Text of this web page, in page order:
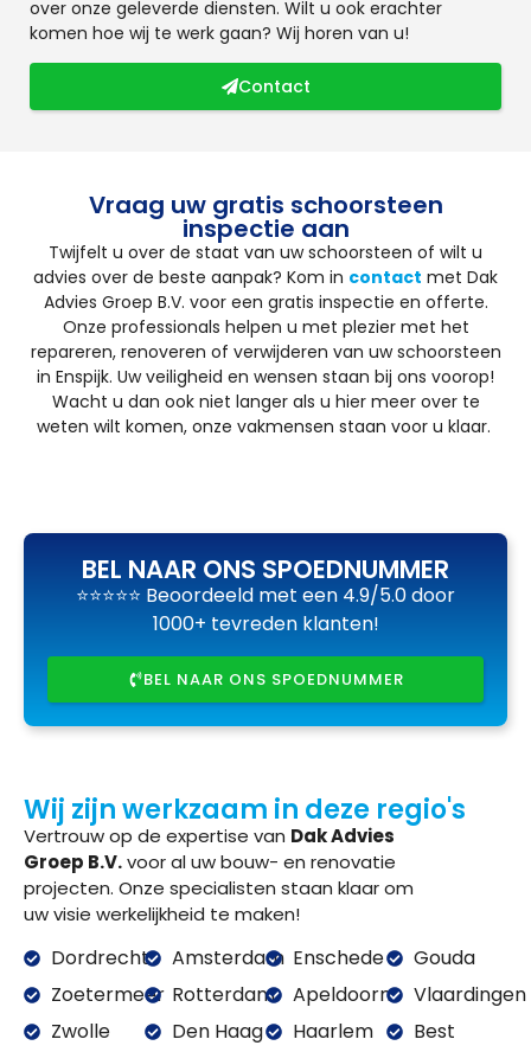
over onze geleverde diensten. Wilt u ook erachter
komen hoe wij te werk gaan? Wij horen van u!
Contact
Vraag uw gratis schoorsteen
inspectie aan
Twijfelt u over de staat van uw schoorsteen of wilt u
advies over de beste aanpak? Kom in contact met Dak
Advies Groep B.V. voor een gratis inspectie en offerte.
Onze professionals helpen u met plezier met het
repareren, renoveren of verwijderen van uw schoorsteen
in Enspijk. Uw veiligheid en wensen staan bij ons voorop!
Wacht u dan ook niet langer als u hier meer over te
weten wilt komen, onze vakmensen staan voor u klaar.
BEL NAAR ONS SPOEDNUMMER
⭐⭐⭐⭐⭐ Beoordeeld met een 4.9/5.0 door
1000+ tevreden klanten!
BEL NAAR ONS SPOEDNUMMER
Wij zijn werkzaam in deze regio's
Vertrouw op de expertise van Dak Advies
Groep B.V.voor al uw bouw- en renovatie
projecten. Onze specialisten staan klaar om
uw visie werkelijkheid te maken!
Dordrecht
Zoetermeer
Zwolle
Amsterdam
Rotterdam
Den Haag
Enschede
Apeldoorn
Haarlem
Gouda
Vlaardingen
Best